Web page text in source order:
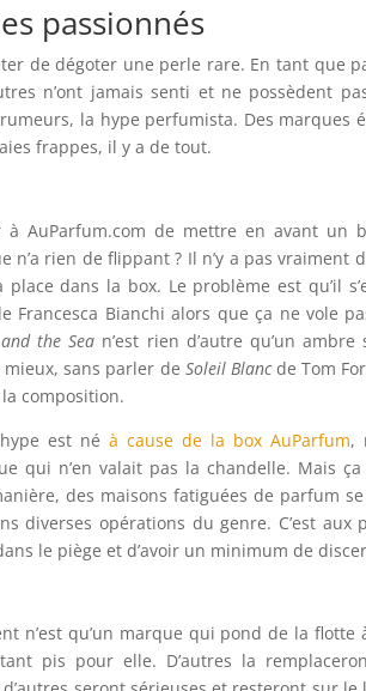
passionnés
de dégoter une perle rare. En tant que
n’ont jamais senti et ne possèdent
la hype perfumista. Des marques
frappes, il y a de tout.
à AuParfum.com de mettre en avant un
n’a rien de flippant ? Il n’y a pas vraiment
place dans la box. Le problème est qu’il
Francesca Bianchi alors que ça ne vole
the Sea n’est rien d’autre qu’un ambre
sans parler de Soleil Blancde Tom
composition.
est né à cause de la box AuParfum,
qui n’en valait pas la chandelle. Mais
des maisons fatiguées de parfum
diverses opérations du genre. C’est aux
le piège et d’avoir un minimum de
n’est qu’un marque qui pond de la flotte
pis pour elle. D’autres la